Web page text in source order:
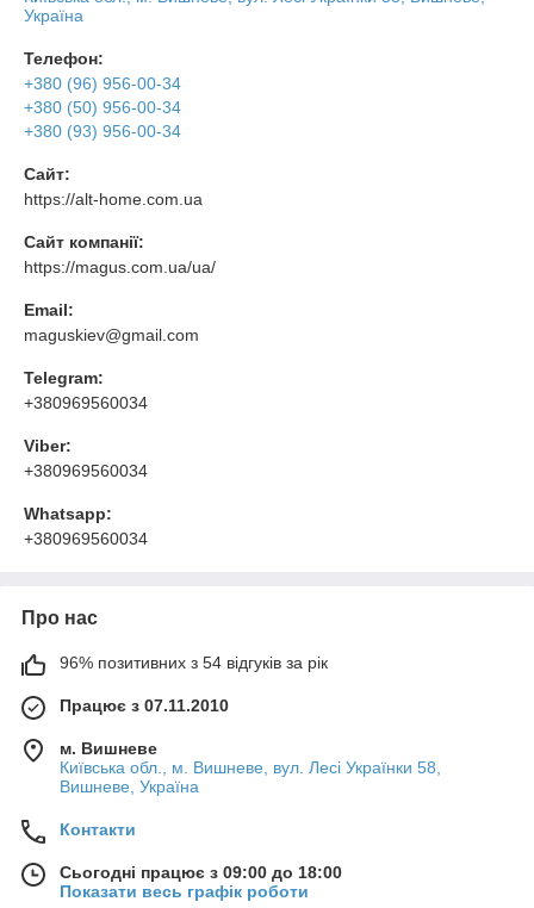
Україна
Телефон:
+380 (96) 956-00-34
+380 (50) 956-00-34
+380 (93) 956-00-34
Сайт:
https://alt-home.com.ua
Сайт компанії:
https://magus.com.ua/ua/
Email:
maguskiev@gmail.com
Telegram:
+380969560034
Viber:
+380969560034
Whatsapp:
+380969560034
Про нас
96% позитивних з 54 відгуків за рік
Працює з 07.11.2010
м. Вишневе
Київська обл., м. Вишневе, вул. Лесі Українки 58,
Вишневе, Україна
Контакти
Сьогодні працює з 09:00 до 18:00
Показати весь графік роботи